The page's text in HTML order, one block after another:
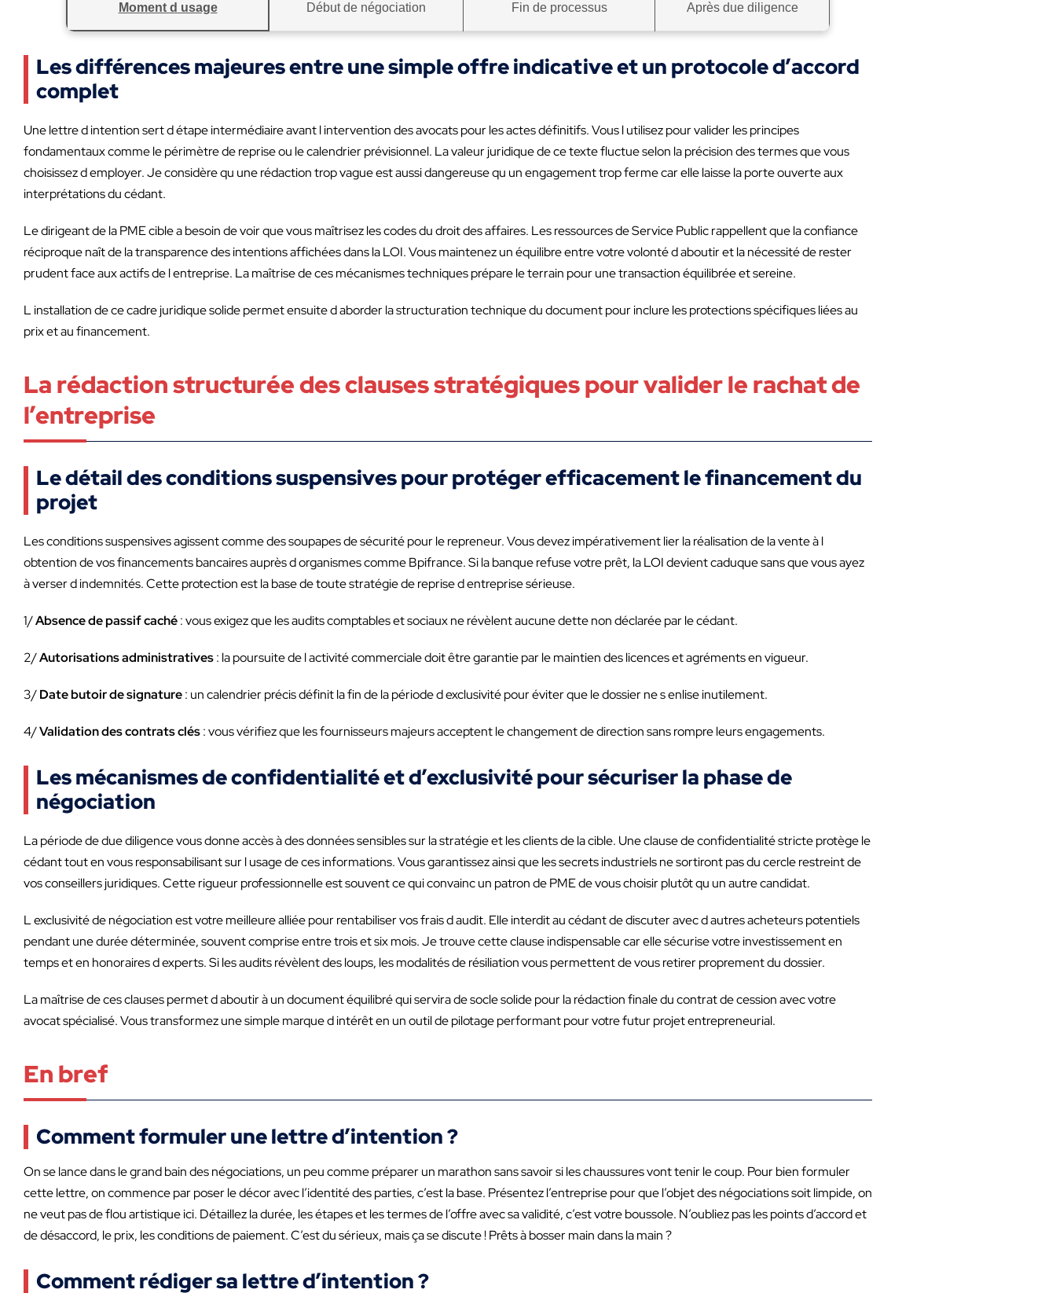
Moment d usage Début de négociation Fin de processus Après due diligence
Les différences majeures entre une simple offre indicative et un protocole d’accord
complet
Une lettre d intention sert d étape intermédiaire avant l intervention des avocats pour les actes définitifs. Vous l utilisez pour valider les principes
fondamentaux comme le périmètre de reprise ou le calendrier prévisionnel. La valeur juridique de ce texte fluctue selon la précision des termes que vous
choisissez d employer. Je considère qu une rédaction trop vague est aussi dangereuse qu un engagement trop ferme car elle laisse la porte ouverte aux
interprétations du cédant.
Le dirigeant de la PME cible a besoin de voir que vous maîtrisez les codes du droit des affaires. Les ressources de Service Public rappellent que la confiance
réciproque naît de la transparence des intentions affichées dans la LOI. Vous maintenez un équilibre entre votre volonté d aboutir et la nécessité de rester
prudent face aux actifs de l entreprise. La maîtrise de ces mécanismes techniques prépare le terrain pour une transaction équilibrée et sereine.
L installation de ce cadre juridique solide permet ensuite d aborder la structuration technique du document pour inclure les protections spécifiques liées au
prix et au financement.
La rédaction structurée des clauses stratégiques pour valider le rachat de
l’entreprise
Le détail des conditions suspensives pour protéger efficacement le financement du
projet
Les conditions suspensives agissent comme des soupapes de sécurité pour le repreneur. Vous devez impérativement lier la réalisation de la vente à l
obtention de vos financements bancaires auprès d organismes comme Bpifrance. Si la banque refuse votre prêt, la LOI devient caduque sans que vous ayez
à verser d indemnités. Cette protection est la base de toute stratégie de reprise d entreprise sérieuse.
1/Absence de passif caché: vous exigez que les audits comptables et sociaux ne révèlent aucune dette non déclarée par le cédant.
2/Autorisations administratives: la poursuite de l activité commerciale doit être garantie par le maintien des licences et agréments en vigueur.
3/Date butoir de signature: un calendrier précis définit la fin de la période d exclusivité pour éviter que le dossier ne s enlise inutilement.
4/Validation des contrats clés: vous vérifiez que les fournisseurs majeurs acceptent le changement de direction sans rompre leurs engagements.
Les mécanismes de confidentialité et d’exclusivité pour sécuriser la phase de
négociation
La période de due diligence vous donne accès à des données sensibles sur la stratégie et les clients de la cible. Une clause de confidentialité stricte protège le
cédant tout en vous responsabilisant sur l usage de ces informations. Vous garantissez ainsi que les secrets industriels ne sortiront pas du cercle restreint de
vos conseillers juridiques. Cette rigueur professionnelle est souvent ce qui convainc un patron de PME de vous choisir plutôt qu un autre candidat.
L exclusivité de négociation est votre meilleure alliée pour rentabiliser vos frais d audit. Elle interdit au cédant de discuter avec d autres acheteurs potentiels
pendant une durée déterminée, souvent comprise entre trois et six mois. Je trouve cette clause indispensable car elle sécurise votre investissement en
temps et en honoraires d experts. Si les audits révèlent des loups, les modalités de résiliation vous permettent de vous retirer proprement du dossier.
La maîtrise de ces clauses permet d aboutir à un document équilibré qui servira de socle solide pour la rédaction finale du contrat de cession avec votre
avocat spécialisé. Vous transformez une simple marque d intérêt en un outil de pilotage performant pour votre futur projet entrepreneurial.
En bref
Comment formuler une lettre d’intention ?
On se lance dans le grand bain des négociations, un peu comme préparer un marathon sans savoir si les chaussures vont tenir le coup. Pour bien formuler
cette lettre, on commence par poser le décor avec l’identité des parties, c’est la base. Présentez l’entreprise pour que l’objet des négociations soit limpide, on
ne veut pas de flou artistique ici. Détaillez la durée, les étapes et les termes de l’offre avec sa validité, c’est votre boussole. N’oubliez pas les points d’accord et
de désaccord, le prix, les conditions de paiement. C’est du sérieux, mais ça se discute ! Prêts à bosser main dans la main ?
Comment rédiger sa lettre d’intention ?